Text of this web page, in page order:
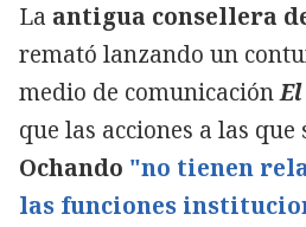
La antigua consellera
remató lanzando un
medio de comunicación
que las acciones a las que
Ochando "no tienen
las funciones